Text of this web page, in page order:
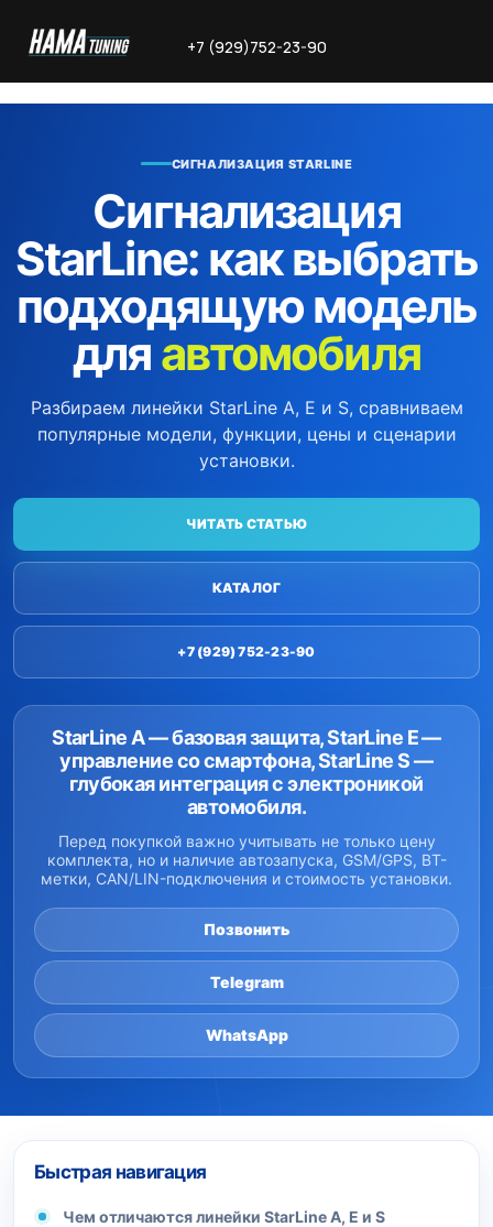
+7 (929)752-23-90
СИГНАЛИЗАЦИЯ STARLINE
Сигнализация
StarLine: как выбрать
подходящую модель
дляавтомобиля
Разбираем линейки StarLine A, E и S, сравниваем
популярные модели, функции, цены и сценарии
установки.
ЧИТАТЬ СТАТЬЮ
КАТАЛОГ
+7 (929) 752-23-90
StarLine A — базовая защита, StarLine E —
управление со смартфона, StarLine S —
глубокая интеграция с электроникой
автомобиля.
Перед покупкой важно учитывать не только цену
комплекта, но и наличие автозапуска, GSM/GPS, BT-
метки, CAN/LIN-подключения и стоимость установки.
Позвонить
Telegram
WhatsApp
Быстрая навигация
Чем отличаются линейки StarLine A, E и S